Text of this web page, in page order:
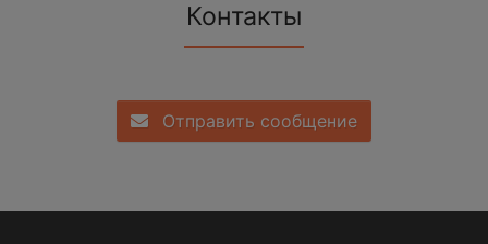
Контакты
Отправить сообщение